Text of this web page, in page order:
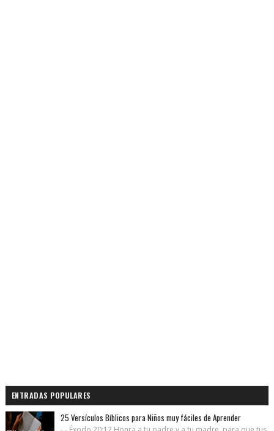
ENTRADAS POPULARES
25 Versículos Bíblicos para Niños muy fáciles de Aprender